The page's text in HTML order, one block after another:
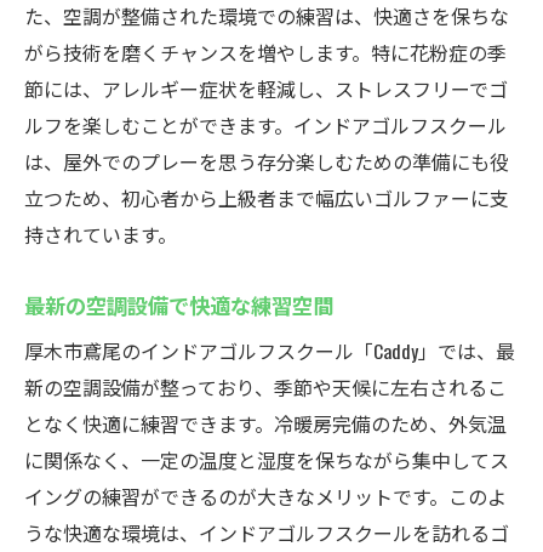
た、空調が整備された環境での練習は、快適さを保ちな
がら技術を磨くチャンスを増やします。特に花粉症の季
節には、アレルギー症状を軽減し、ストレスフリーでゴ
ルフを楽しむことができます。インドアゴルフスクール
は、屋外でのプレーを思う存分楽しむための準備にも役
立つため、初心者から上級者まで幅広いゴルファーに支
持されています。
最新の空調設備で快適な練習空間
厚木市鳶尾のインドアゴルフスクール「Caddy」では、最
新の空調設備が整っており、季節や天候に左右されるこ
となく快適に練習できます。冷暖房完備のため、外気温
に関係なく、一定の温度と湿度を保ちながら集中してス
イングの練習ができるのが大きなメリットです。このよ
うな快適な環境は、インドアゴルフスクールを訪れるゴ